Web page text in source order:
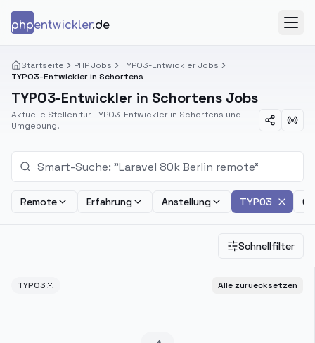
phpentwickler.de
Startseite PHP Jobs
TYPO3-Entwickler Jobs
TYPO3-Entwickler in Schortens
TYPO3-Entwickler in Schortens Jobs
Aktuelle Stellen für TYPO3-Entwickler in Schortens und
Umgebung.
Remote Erfahrung Anstellung TYPO3
Schnellfilter
TYPO3 Alle zuruecksetzen